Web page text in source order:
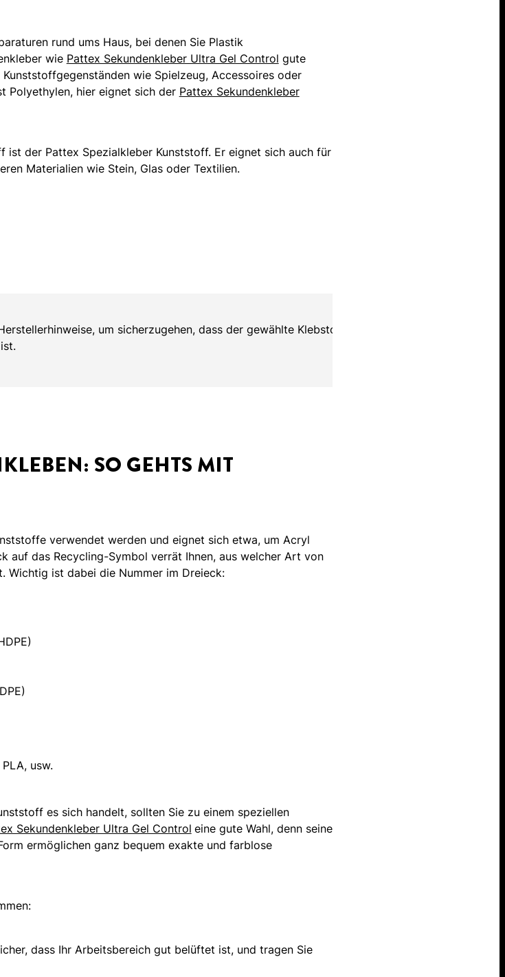
rund ums Haus, bei denen Sie Plastik
wie Pattex Sekundenkleber Ultra Gel Control gute
wie Spielzeug, Accessoires oder
Polyethylen, hier eignet sich der Pattex Sekundenkleber
ist der Pattex Spezialkleber Kunststoff. Er eignet sich auch für
Materialien wie Stein, Glas oder Textilien.
um sicherzugehen, dass der gewählte Klebstoff
SO GEHTS MIT
verwendet werden und eignet sich etwa, um Acryl
auf das Recycling-Symbol verrät Ihnen, aus welcher Art von
Wichtig ist dabei die Nummer im Dreieck:
usw.
es sich handelt, sollten Sie zu einem speziellen
Sekundenkleber Ultra Gel Control eine gute Wahl, denn seine
ermöglichen ganz bequem exakte und farblose
dass Ihr Arbeitsbereich gut belüftet ist, und tragen Sie